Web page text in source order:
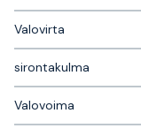
Valovirta
sirontakulma
Valovoima